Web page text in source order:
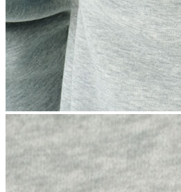
Kadın
Ceket
Hırka
Kaban
Kazak
Mont
Pantolon
Sweatshırt
Gömlek
T-shirt
Elbise
Atlet
Tayt
Tulum